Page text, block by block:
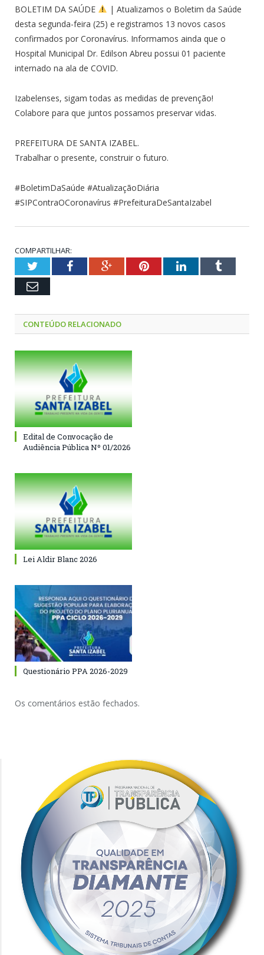
BOLETIM DA SAÚDE
| Atualizamos o Boletim da Saúde
desta segunda-feira (25) e registramos 13 novos casos
confirmados por Coronavírus. Informamos ainda que o
Hospital Municipal Dr. Edilson Abreu possui 01 paciente
internado na ala de COVID.
Izabelenses, sigam todas as medidas de prevenção!
Colabore para que juntos possamos preservar vidas.
PREFEITURA DE SANTA IZABEL.
Trabalhar o presente, construir o futuro.
#BoletimDaSaúde #AtualizaçãoDiária
#SIPContraOCoronavírus #PrefeituraDeSantaIzabel
COMPARTILHAR:
TwitterFacebookGoogle+PinterestLinkedInTumblr
Email
CONTEÚDO RELACIONADO
Edital de Convocação de
Audiência Pública Nº 01/2026
Lei Aldir Blanc 2026
Questionário PPA 2026-2029
Os comentários estão fechados.